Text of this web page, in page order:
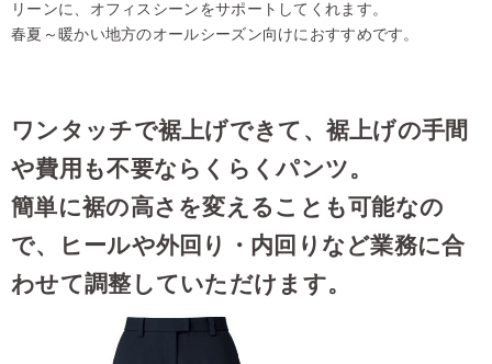
リーンに、オフィスシーンをサポートしてくれます。
春夏～暖かい地方のオールシーズン向けにおすすめです。
ワンタッチで裾上げできて、裾上げの手間
や費用も不要ならくらくパンツ。
簡単に裾の高さを変えることも可能なの
で、ヒールや外回り・内回りなど業務に合
わせて調整していただけます。